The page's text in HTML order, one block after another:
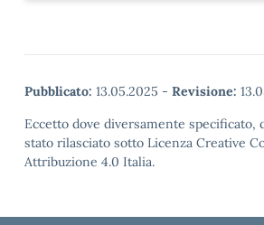
Pubblicato: 13.05.2025 - Revisione:
Eccetto dove diversamente specificato,
stato rilasciato sotto Licenza Creative
Attribuzione 4.0 Italia.